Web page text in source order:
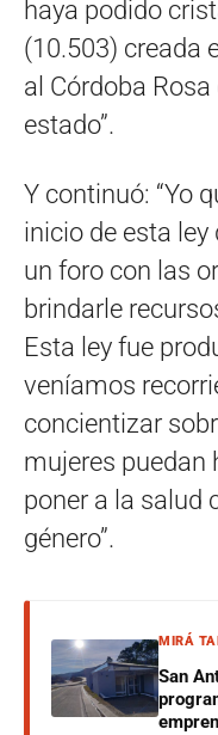
haya podido
(10.503) creada
al Córdoba
estado”.
Y continuó: “Yo
inicio de esta
un foro con las
brindarle
Esta ley fue
veníamos
concientizar
mujeres puedan
poner a la salud
género”.
MIRÁ
San